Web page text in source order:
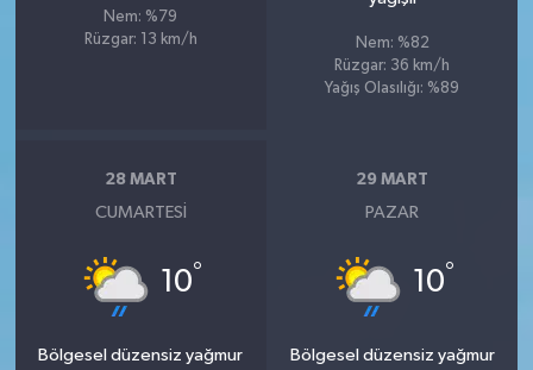
Nem: %79
Rüzgar: 13 km/h
Nem: %82
Rüzgar: 36 km/h
Yağış Olasılığı: %89
28 MART
CUMARTESI
10°
Bölgesel düzensiz yağmur
29 MART
PAZAR
10°
Bölgesel düzensiz yağmur